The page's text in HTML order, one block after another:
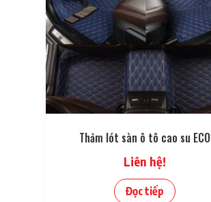
Thảm lót sàn ô tô cao su ECO
Liên hệ!
Đọc tiếp